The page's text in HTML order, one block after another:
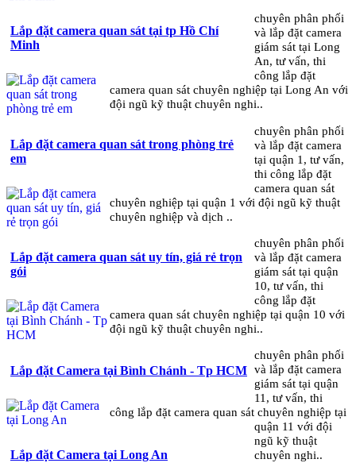
Lắp đặt camera quan sát tại tp Hồ Chí
Minh
Lắp đặt camera quan sát trong phòng trẻ
em
Lắp đặt camera quan sát uy tín, giá rẻ trọn
gói
Lắp đặt Camera tại Bình Chánh - Tp HCM
Lắp đặt Camera tại Long An
chuyên phân phối
và lắp đặt camera
giám sát tại Long
An, tư vấn, thi
công lắp đặt
camera quan sát chuyên nghiệp tại Long An với
đội ngũ kỹ thuật chuyên nghi..
chuyên phân phối
và lắp đặt camera
tại quận 1, tư vấn,
thi công lắp đặt
camera quan sát
chuyên nghiệp tại quận 1 với đội ngũ kỹ thuật
chuyên nghiệp và dịch ..
chuyên phân phối
và lắp đặt camera
giám sát tại quận
10, tư vấn, thi
công lắp đặt
camera quan sát chuyên nghiệp tại quận 10 với
đội ngũ kỹ thuật chuyên nghi..
chuyên phân phối
và lắp đặt camera
giám sát tại quận
11, tư vấn, thi
công lắp đặt camera quan sát chuyên nghiệp tại
quận 11 với đội
ngũ kỹ thuật
chuyên nghi..